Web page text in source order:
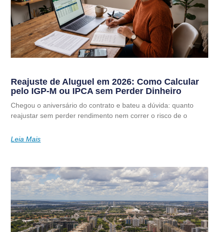
Reajuste de Aluguel em 2026: Como Calcular
pelo IGP-M ou IPCA sem Perder Dinheiro
Chegou o aniversário do contrato e bateu a dúvida: quanto
reajustar sem perder rendimento nem correr o risco de o
Leia Mais